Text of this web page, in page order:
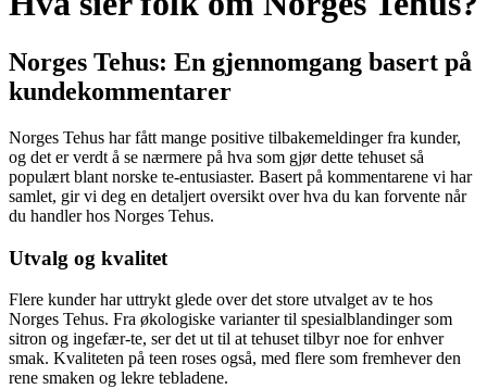
Norges Tehus: En gjennomgang basert på
kundekommentarer
Norges Tehus har fått mange positive tilbakemeldinger fra kunder,
og det er verdt å se nærmere på hva som gjør dette tehuset så
populært blant norske te-entusiaster. Basert på kommentarene vi har
samlet, gir vi deg en detaljert oversikt over hva du kan forvente når
du handler hos Norges Tehus.
Utvalg og kvalitet
Flere kunder har uttrykt glede over det store utvalget av te hos
Norges Tehus. Fra økologiske varianter til spesialblandinger som
sitron og ingefær-te, ser det ut til at tehuset tilbyr noe for enhver
smak. Kvaliteten på teen roses også, med flere som fremhever den
rene smaken og lekre tebladene.